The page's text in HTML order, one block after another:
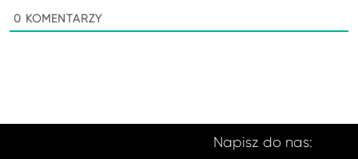
0 KOMENTARZY
Napisz do nas: